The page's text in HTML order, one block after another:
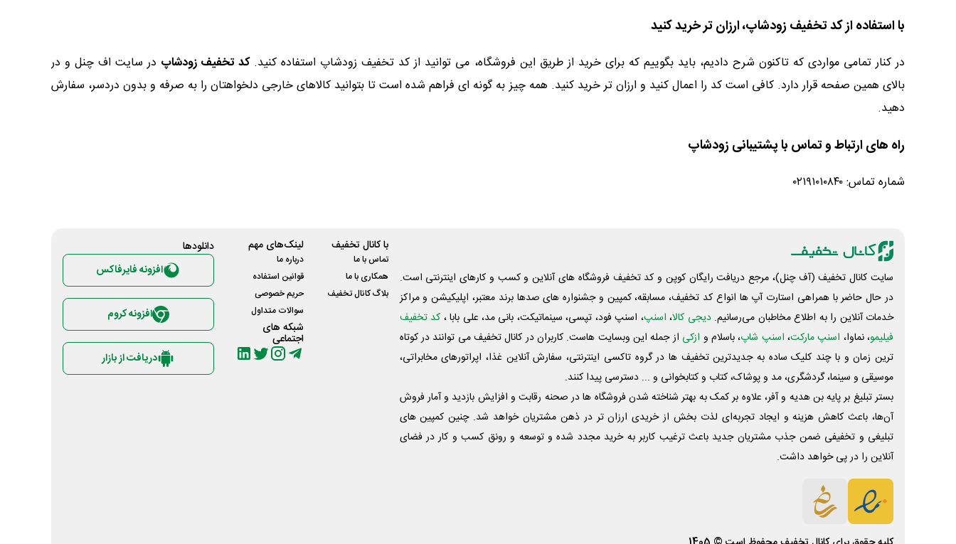
با استفاده از کد تخفیف زودشاپ، ارزان تر خرید کنید
در کنار تمامی مواردی که تاکنون شرح دادیم، باید بگوییم که برای خرید از طریق این فروشگاه، می توانید از کد تخفیف زودشاپ استفاده کنید.کد تخفیف زودشاپ در سایت اف چنل و در
بالای همین صفحه قرار دارد. کافی است کد را اعمال کنید و ارزان تر خرید کنید. همه چیز به گونه ای فراهم شده است تا بتوانید کالاهای خارجی دلخواهتان را به صرفه و بدون دردسر، سفارش
دهید.
راه های ارتباط و تماس با پشتیبانی زودشاپ
شماره تماس: ۰۲۱۹۱۰۱۰۸۴۰
سایت کانال تخفیف (آف چنل)، مرجع دریافت رایگان کوپن و کد تخفیف فروشگاه های آنلاین و کسب و‌ کارهای اینترنتی است.
در حال حاضر با همراهی استارت آپ ها انواع کد تخفیف، مسابقه، کمپین و جشنواره های صدها برند معتبر، اپلیکیشن و مراکز
خدمات آنلاین را به اطلاع مخاطبان می‌رسانیم. دیجی کالا، اسنپ، اسنپ فود، تپسی، سینماتیکت، بانی مد، علی‌ بابا ، کد تخفیف
فیلیمو، نماوا، اسنپ مارکت، اسنپ شاپ، باسلام و ازکی از جمله این وبسایت ‌هاست. کاربران در کانال تخفیف می توانند در کوتاه
ترین زمان و با چند کلیک ساده به جدیدترین تخفیف ها در گروه تاکسی اینترنتی، سفارش آنلاین غذا، اپراتورهای مخابراتی،
موسیقی و سینما، گردشگری، مد و پوشاک، کتاب و کتابخوانی و ... دسترسی پیدا کنند.
بستر تبلیغ بر پایه بن هدیه و آفر، علاوه بر کمک به بهتر شناخته شدن فروشگاه ها در صحنه رقابت و افزایش بازدید و آمار فروش
آن‌ها، باعث کاهش هزینه و ایجاد تجربه‌ای لذت بخش از خریدی ارزان تر در ذهن مشتریان خواهد شد. چنین کمپین های
تبلیغی و تخفیفی ضمن جذب مشتریان جدید باعث ترغیب کاربر به خرید مجدد شده و توسعه و رونق کسب و کار در فضای
آنلاین را در پی خواهد داشت.
با کانال تخفیف
تماس با ما
همکاری با ما
بلاگ کانال تخفیف
لینک‌های مهم
درباره ما
قوانین استفاده
حریم خصوصی
سوالات متداول
شبکه های
اجتماعی
دانلود‌ها
افزونه فایرفاکس
افزونه کروم
دریافت از بازار